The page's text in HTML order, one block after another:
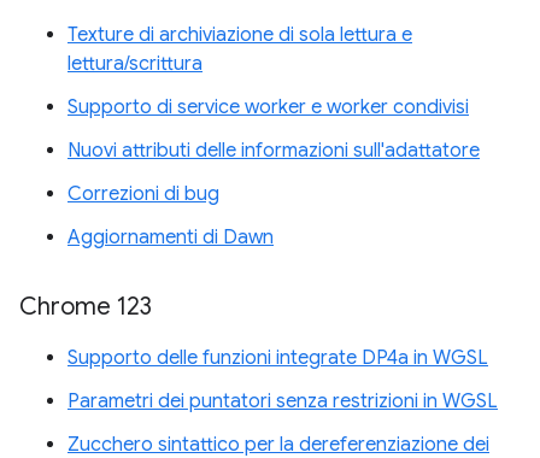
Texture di archiviazione di sola lettura e
lettura/scrittura
Supporto di service worker e worker condivisi
Nuovi attributi delle informazioni sull'adattatore
Correzioni di bug
Aggiornamenti di Dawn
Chrome 123
Supporto delle funzioni integrate DP4a in WGSL
Parametri dei puntatori senza restrizioni in WGSL
Zucchero sintattico per la dereferenziazione dei